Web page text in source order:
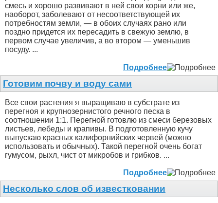
смесь и хорошо развивают в ней свои корни или же,
наоборот, заболевают от несоответствующей их
потребностям земли, — в обоих случаях рано или
поздно придется их пересадить в свежую землю, в
первом случае увеличив, а во втором — уменьшив
посуду. ...
Подробнее
Готовим почву и воду сами
Все свои растения я выращиваю в субстрате из
перегноя и крупнозернистого речного песка в
соотношении 1:1. Перегной готовлю из смеси березовых
листьев, лебеды и крапивы. В подготовленную кучу
выпускаю красных калифорнийских червей (можно
использовать и обычных). Такой перегной очень богат
гумусом, рыхл, чист от микробов и грибков. ...
Подробнее
Несколько слов об известковании